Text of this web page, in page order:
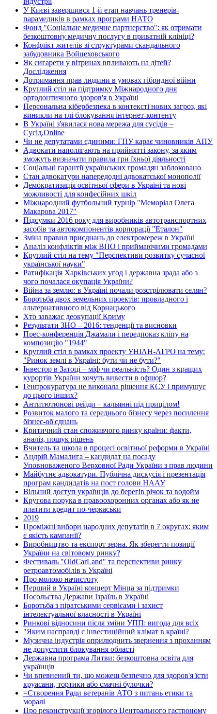
У Києві завершився 1-й етап навчань тренерів-
парамедиків в рамках програми НАТО
Фонд "Соціальне медичне партнерство": як отримати
безкоштовну медичну послугу в приватній клініці?
Конфлікт жителів зі структурами скандального
забудовника Войцеховського
Як сигарети у вітринах впливають на дітей?
Дослідження
Дотримання прав людини в умовах гібридної війни
Круглий стіл на підтримку Міжнародного дня
ортодонтичного здоров'я в Україні
Персональна кібербезпека в контексті нових загроз, які
виникли на тлі блокування інтернет-контенту
В Україні з'явилася нова мережа для сусідів –
Сусід.Online
Чи не депутатами єдиними: ГПУ карає чиновників АПУ
Адвокати наполягають на прийнятті закону, за яким
зможуть визначати правила гри їхньої діяльності
Соціальні гарантії українських громадян заблоковано
Стан адвокатури напередодні адвокатської монополії
Демократизація освітньої сфери в Україні та нові
можливості для конфесійних шкіл
Міжнародний футбольний турнір "Меморіал Олега
Макарова 2017"
Підсумки 2016 року для виробників автотранспортних
засобів та автокомпонентів корпорації "Еталон"
Зміна правил приєднань до електромереж в Україні
Аналіз конфліктів між ВПО і приймаючими громадами
Круглий стіл на тему "Перспективи розвитку сучасної
української науки"
Ратифікація Харківських угод і державна зрада або з
чого почалася окупація України?
Війна за землю: в Україні почали розстрілювати селян?
Боротьба двох земельних проектів: провладного і
альтернативного від Корнацького
Хто заважає деокупації Криму
Результати ЗНО – 2016: тенденції та висновки
Прес-конференція Джамали і передпоказ кліпу на
композицію "1944"
Круглий стіл в рамках проекту УНІАН-АГРО на тему:
"Ринок землі в Україні: бути чи не бути?"
Інвестор в Затоці – міф чи реальність? Один з кращих
курортів України хочуть вивести в офшор?
Генпрокуратура не виконала рішення КСУ і примушує
до цього інших?
Антитютюнові рейди – кальянні під прицілом!
Розвиток малого та середнього бізнесу через посилення
бізнес-об'єднань
Критичний стан споживчого ринку країни: факти,
аналіз, пошук рішень
Вчитель та школа в процесі освітньої реформи в Україні
Андрій Мамалига – кандидат на посаду
Уповноваженого Верховної Ради України з прав людини
Майбутнє адвокатури. Публічна дискусія і презентація
програм кандидатів на пост голови НААУ
Вільний доступ українців до берегів річок та водойм
Кругова порука в правоохоронних органах або як не
платити кредит по-черкаськи
2019
Проміжні вибори народних депутатів в 7 округах: яким
є якість кампанії?
Виробництво та експорт зерна. Як зберегти позиції
України на світовому ринку?
Фестиваль "OldCarLand" та перспективи ринку
ретроавтомобілів в Україні
Про молоко начистоту
Перший в Україні концерт Мінца за підтримки
Посольства Держави Ізраїль в Україні
Боротьба з піратськими сервісами і захист
інтелектуальної власності в Україні
Ринкові відносини після зміни УПП: вигода для всіх
"Яким насправді є інвестиційний клімат в країні?
Музична індустрія оприлюднить звернення з проханням
не допустити блокування області
Державна програма Литви: безкоштовна освіта для
українців
Чи впевнений ти, що можеш безпечно для здоров'я їсти
круасани, тортики або смачні булочки?
=Створення Ради ветеранів АТО з питань етики та
моралі
Про реконструкції згорілого Центрального гастроному